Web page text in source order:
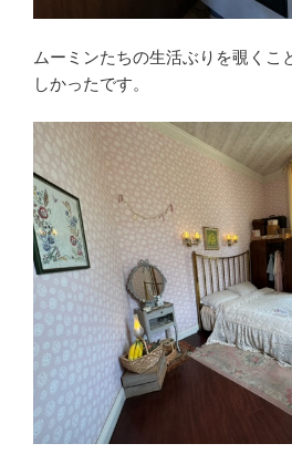
ムーミンたちの生活ぶりを覗くこ
しかったです。